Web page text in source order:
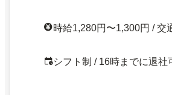
時給1,280円〜1,300円 / 交
シフト制 / 16時までに退社